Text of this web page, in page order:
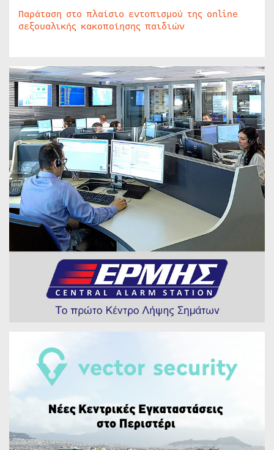
Παράταση στο πλαίσιο εντοπισμού της online
σεξουαλικής κακοποίησης παιδιών